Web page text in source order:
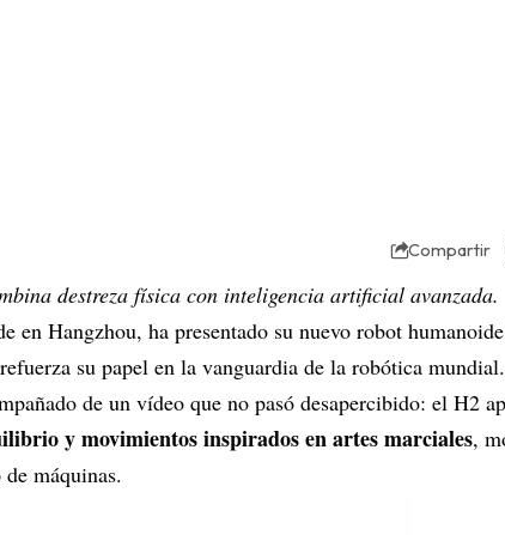
Compartir
destreza física con inteligencia artificial avanzada.
en Hangzhou, ha presentado su nuevo robot humanoide
su papel en la vanguardia de la robótica
de un vídeo que no pasó desapercibido: el H2
y movimientos inspirados en artes marciales,
máquinas.